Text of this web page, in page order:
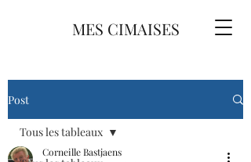
MES CIMAISES
Post
Tous les tableaux
Corneille Bastjaens